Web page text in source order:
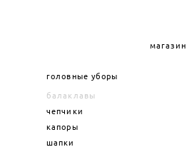
головные уборы
балаклавы
чепчики
капоры
шапки
магазин